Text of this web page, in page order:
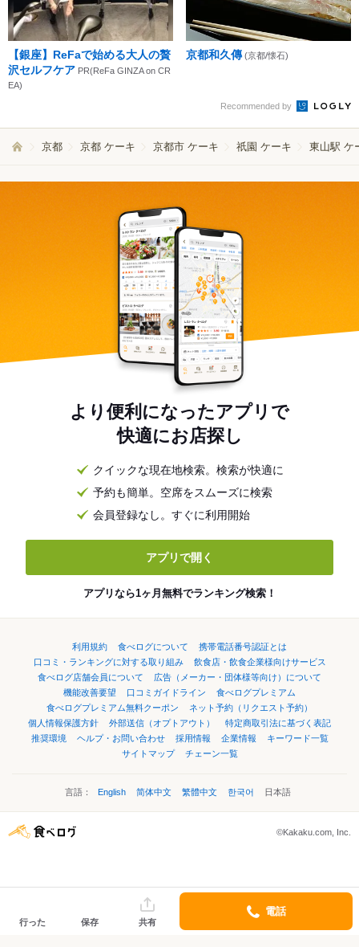
【銀座】ReFaで始める大人の贅
沢セルフケア PR(ReFa GINZA on CR
EA)
京都和久傳 (京都/懐石)
Recommended by
京都 京都 ケーキ 京都市 ケーキ 祇園 ケーキ 東山駅 ケ
より便利になったアプリで
快適にお店探し
クイックな現在地検索。検索が快適に
予約も簡単。空席をスムーズに検索
会員登録なし。すぐに利用開始
アプリで開く
アプリなら1ヶ月無料でランキング検索！
利用規約 食べログについて
携帯電話番号認証とは
口コミ・ランキングに対する取り組み
飲食店・飲食企業様向けサービス
食べログ店舗会員について
広告（メーカー・団体様等向け）について
機能改善要望
口コミガイドライン
食べログプレミアム
食べログプレミアム無料クーポン
ネット予約（リクエスト予約）
個人情報保護方針
外部送信（オプトアウト）
特定商取引法に基づく表記
推奨環境
ヘルプ・お問い合わせ 採用情報 企業情報
キーワード一覧
サイトマップ
チェーン一覧
言語： English 简体中文 繁體中文 한국어 日本語
©Kakaku.com, Inc.
行った 保存 共有
電話